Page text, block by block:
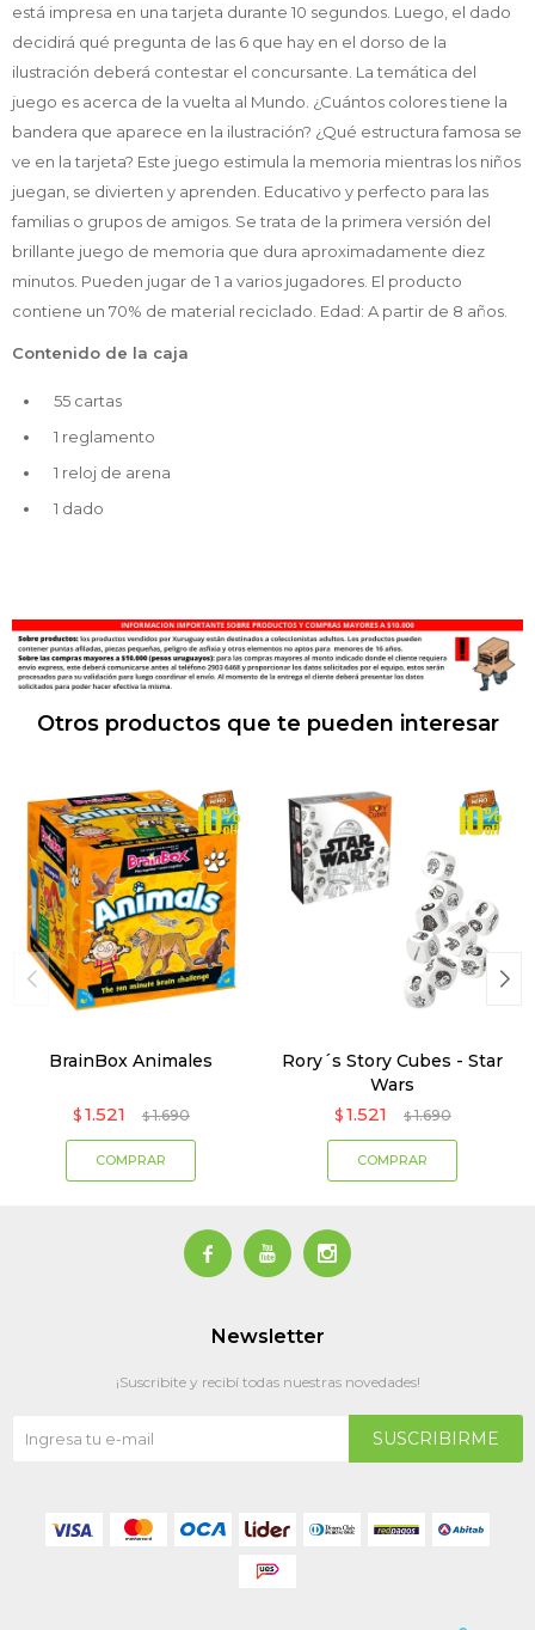
está impresa en una tarjeta durante 10 segundos. Luego, el dado
decidirá qué pregunta de las 6 que hay en el dorso de la
ilustración deberá contestar el concursante. La temática del
juego es acerca de la vuelta al Mundo. ¿Cuántos colores tiene la
bandera que aparece en la ilustración? ¿Qué estructura famosa se
ve en la tarjeta? Este juego estimula la memoria mientras los niños
juegan, se divierten y aprenden. Educativo y perfecto para las
familias o grupos de amigos. Se trata de la primera versión del
brillante juego de memoria que dura aproximadamente diez
minutos. Pueden jugar de 1 a varios jugadores. El producto
contiene un 70% de material reciclado. Edad: A partir de 8 años.
Contenido de la caja
55 cartas
1 reglamento
1 reloj de arena
1 dado
Otros productos que te pueden interesar
BrainBox Animales
$ 1.521 $ 1.690
Rory´s Story Cubes - Star
Wars
$ 1.521 $ 1.690
  
Newsletter
¡Suscribite y recibí todas nuestras novedades!
SUSCRIBIRME